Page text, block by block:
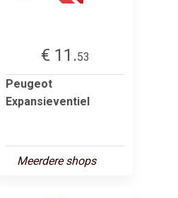
€ 11.53
Peugeot
Expansieventiel
Meerdere shops